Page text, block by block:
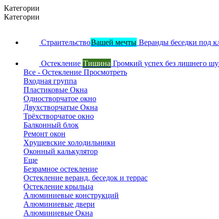
Категории
Категории
СтраительствоВашей мечты Веранды беседки под
Остекление Тишина Громкий успех без лишнего
Все - Остекление Просмотреть
Входная группа
Пластиковые Окна
Одностворчатое окно
Двухстворчатые Окна
Трёхстворчатое окно
Балконный блок
Ремонт окон
Хрущевские холодильники
Оконный калькулятор
Еще
Безрамное остекление
Остекление веранд, беседок и террас
Остекление крыльца
Алюминиевые конструкций
Алюминиевые двери
Алюминиевые Окна